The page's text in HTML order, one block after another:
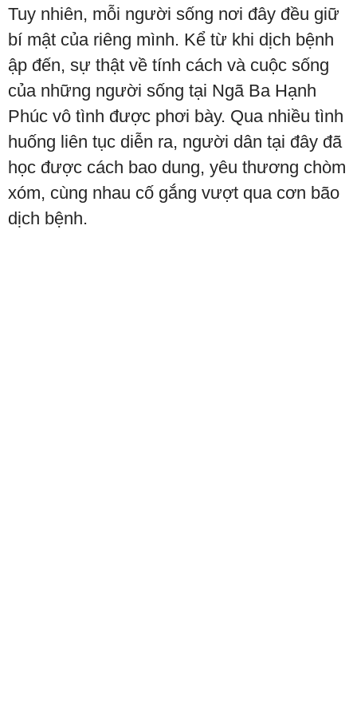
Tuy nhiên, mỗi người sống nơi đây đều giữ
bí mật của riêng mình. Kể từ khi dịch bệnh
ập đến, sự thật về tính cách và cuộc sống
của những người sống tại Ngã Ba Hạnh
Phúc vô tình được phơi bày. Qua nhiều tình
huống liên tục diễn ra, người dân tại đây đã
học được cách bao dung, yêu thương chòm
xóm, cùng nhau cố gắng vượt qua cơn bão
dịch bệnh.